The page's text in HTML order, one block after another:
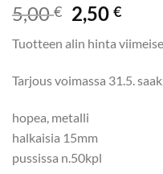
5,00€
hinta
oli:
5,00 €.
2,50€
on:
2,50
Tuotteen alin hinta
Tarjous voimassa 31.5.
hopea, metalli
halkaisia 15mm
pussissa n.50kpl